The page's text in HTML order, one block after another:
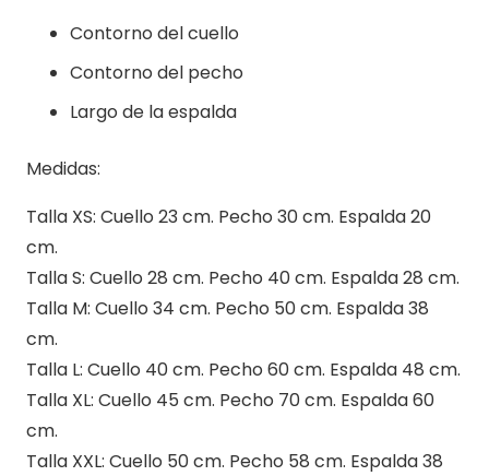
Contorno del cuello
Contorno del pecho
Largo de la espalda
Medidas:
Talla XS: Cuello 23 cm. Pecho 30 cm. Espalda 20
cm.
Talla S: Cuello 28 cm. Pecho 40 cm. Espalda 28 cm.
Talla M: Cuello 34 cm. Pecho 50 cm. Espalda 38
cm.
Talla L: Cuello 40 cm. Pecho 60 cm. Espalda 48 cm.
Talla XL: Cuello 45 cm. Pecho 70 cm. Espalda 60
cm.
Talla XXL: Cuello 50 cm. Pecho 58 cm. Espalda 38